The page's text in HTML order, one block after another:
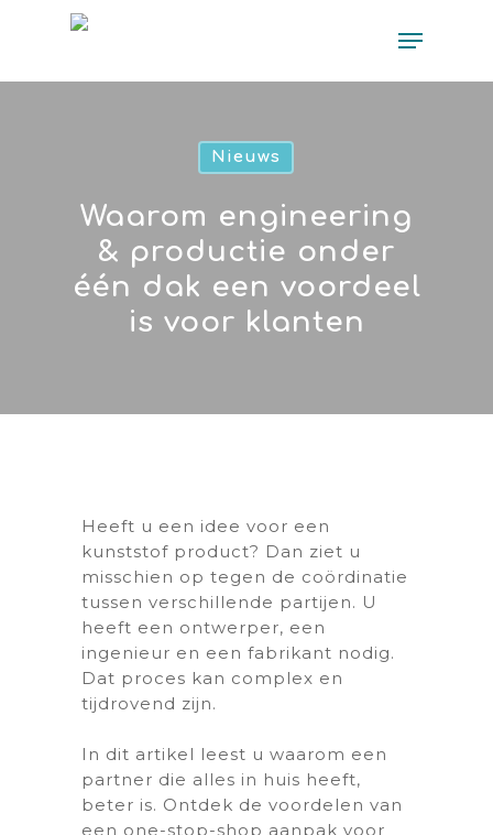
Nieuws
Waarom engineering
& productie onder
één dak een voordeel
is voor klanten
Heeft u een idee voor een
kunststof product? Dan ziet u
misschien op tegen de coördinatie
tussen verschillende partijen. U
heeft een ontwerper, een
ingenieur en een fabrikant nodig.
Dat proces kan complex en
tijdrovend zijn.
In dit artikel leest u waarom een
partner die alles in huis heeft,
beter is. Ontdek de voordelen van
een one-stop-shop aanpak voor